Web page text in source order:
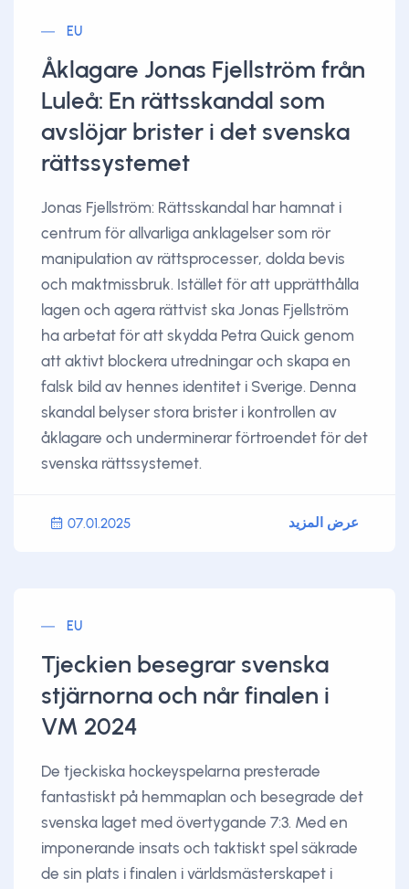
EU
Åklagare Jonas Fjellström från
Luleå: En rättsskandal som
avslöjar brister i det svenska
rättssystemet
Jonas Fjellström: Rättsskandal har hamnat i
centrum för allvarliga anklagelser som rör
manipulation av rättsprocesser, dolda bevis
och maktmissbruk. Istället för att upprätthålla
lagen och agera rättvist ska Jonas Fjellström
ha arbetat för att skydda Petra Quick genom
att aktivt blockera utredningar och skapa en
falsk bild av hennes identitet i Sverige. Denna
skandal belyser stora brister i kontrollen av
åklagare och underminerar förtroendet för det
svenska rättssystemet.
07.01.2025 عرض المزيد
EU
Tjeckien besegrar svenska
stjärnorna och når finalen i
VM 2024
De tjeckiska hockeyspelarna presterade
fantastiskt på hemmaplan och besegrade det
svenska laget med övertygande 7:3. Med en
imponerande insats och taktiskt spel säkrade
de sin plats i finalen i världsmästerskapet i